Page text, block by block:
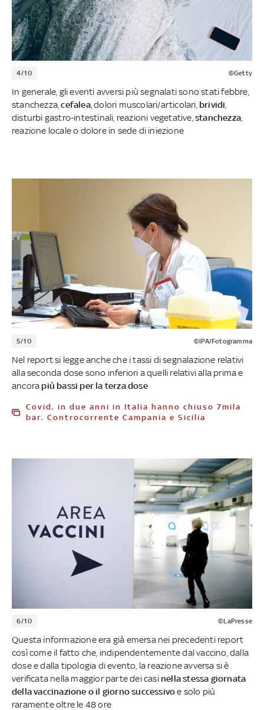
4/10 ©Getty
In generale, gli eventi avversi più segnalati sono stati febbre,
stanchezza, cefalea, dolori muscolari/articolari, brividi
disturbi gastro-intestinali, reazioni vegetative,stanchezza
reazione locale o dolore in sede di iniezione
5/10 ©IPA/Fotogramma
Nel report si legge anche che i tassi di segnalazione relativi
alla seconda dose sono inferiori a quelli relativi alla prima e
ancora più bassi per la terza dose
Covid, in due anni in Italia hanno chiuso 7mila
bar. Controcorrente Campania e Sicilia
6/10 ©LaPresse
Questa informazione era già emersa nei precedenti report
così come il fatto che, indipendentemente dal vaccino, dalla
dose e dalla tipologia di evento, la reazione avversa si è
verificata nella maggior parte dei casi nella stessa giornata
della vaccinazione o il giorno successivoe solo più
raramente oltre le 48 ore